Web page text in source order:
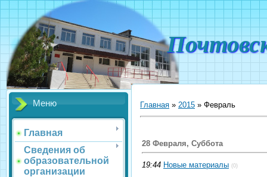
Меню
Главная
Сведения об
образовательной
организации
Главная » 2015 » Февраль
28 Февраля, Суббота
19:44 Новые материалы (0)